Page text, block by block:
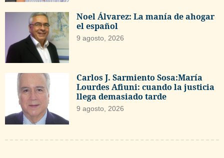
Noel Álvarez: La manía de ahogar
el español
9 agosto, 2026
Carlos J. Sarmiento Sosa:María
Lourdes Afiuni: cuando la justicia
llega demasiado tarde
9 agosto, 2026